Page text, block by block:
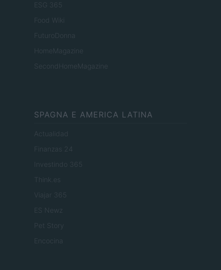
ESG 365
Food Wiki
FuturoDonna
HomeMagazine
SecondHomeMagazine
SPAGNA E AMERICA LATINA
Actualidad
Finanzas 24
Investindo 365
Think.es
Viajar 365
ES Newz
Pet Story
Encocina